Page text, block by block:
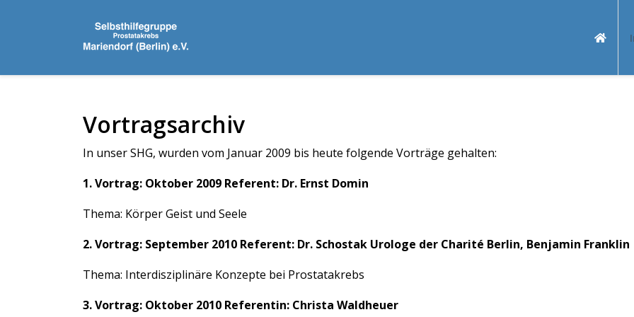
Vortragsarchiv
In unser SHG, wurden vom Januar 2009 bis heute folgende Vorträge gehalten:
1. Vortrag: Oktober 2009 Referent: Dr. Ernst Domin
Thema: Körper Geist und Seele
2. Vortrag: September 2010 Referent: Dr. Schostak Urologe der Charité Berlin, Benjamin Franklin
Thema: Interdisziplinäre Konzepte bei Prostatakrebs
3. Vortrag: Oktober 2010 Referentin: Christa Waldheuer